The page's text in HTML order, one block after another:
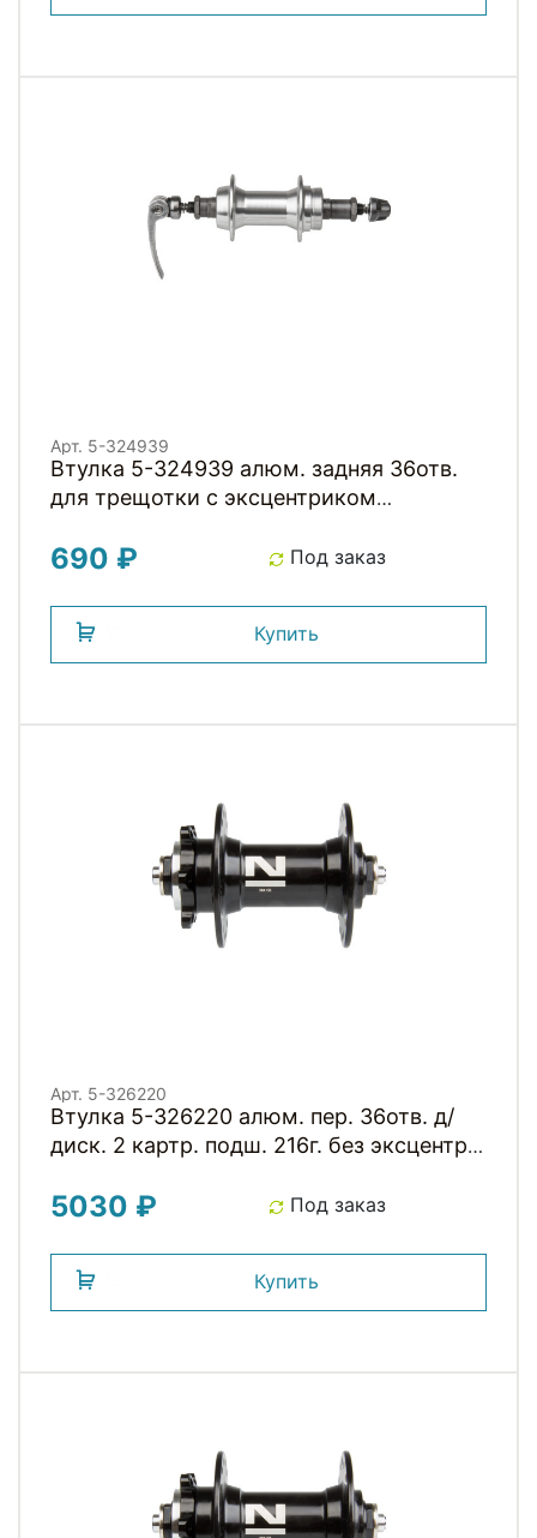
Арт. 5-324939
Втулка 5-324939 алюм. задняя 36отв.
для трещотки с эксцентриком
690 ₽ Под заказ
Купить
Арт. 5-326220
Втулка 5-326220 алюм. пер. 36отв. д/
диск. 2 картр. подш. 216г. без эксцентр.
5030 ₽ Под заказ
Купить